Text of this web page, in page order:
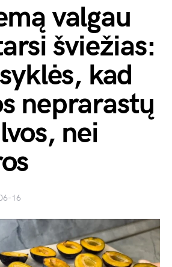
valgau
šviežias:
kad
neprarastų
nei
16